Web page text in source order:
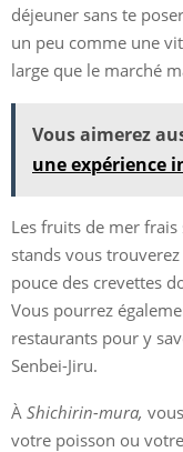
déjeuner sans te
un peu comme une
large que le marché
Vous aimerez
une expérience
Les fruits de mer
stands vous
pouce des crevettes
Vous pourrez
restaurants pour y
Senbei-Jiru.
À Shichirin-mura,
votre poisson ou